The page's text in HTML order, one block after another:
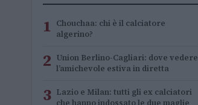
1 Chouchaa: chi è il calciatore
algerino?
2 Union Berlino-Cagliari: dove vedere
l’amichevole estiva in diretta
3 Lazio e Milan: tutti gli ex calciatori
che hanno indossato le due maglie